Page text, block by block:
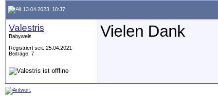
13.04.2023, 18:37
Valestris
Babywels
Registriert seit: 25.04.2021
Beiträge: 7
Vielen Dank